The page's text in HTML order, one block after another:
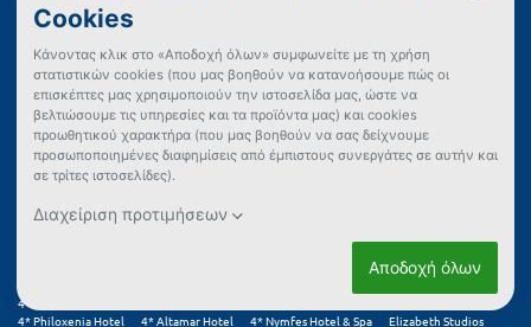
5* Grand Serai Hotel
4* Golden Coast Hotel & Bungalows
5* Zeus Eretria Resort
4* Tosca Beach Hotel
4* Exotica Hotel & Spa
5* Ilio Mare Hotels & Resorts
4* Airotel Achaia Beach Hotel
4* Evia Riviera Resort
4* AKS Porto Heli
4* Grand Platon Hotel
4* Maranton Beach Hotel
5* Dion Palace Luxury Resort & Spa
4* Arion Hotel
4* Florida Blue Bay
5* Blue Lagoon Princess
4* Klelia Beach Hotel
4* Xenia Poros Image
4* Kronos Hotel
Zante Plaza Hotel & Apartments
4* Dolphin Bay Seaside Resort & Suites
5* Selyria Resort
4* Olympic Village Hotel & Spa
4* Alykanas Beach Grand Hotel
Irene Studios
4* Grecotel LUXME Oasis at Riviera Olympia & Aqua Park
4* Philoxenia Hotel
4* Altamar Hotel 4* Nymfes Hotel & Spa Elizabeth Studios